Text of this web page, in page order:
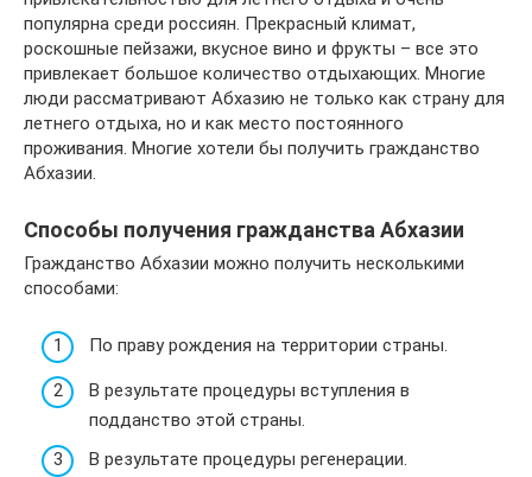
популярна среди россиян. Прекрасный климат,
роскошные пейзажи, вкусное вино и фрукты – все это
привлекает большое количество отдыхающих. Многие
люди рассматривают Абхазию не только как страну для
летнего отдыха, но и как место постоянного
проживания. Многие хотели бы получить гражданство
Абхазии.
Способы получения гражданства Абхазии
Гражданство Абхазии можно получить несколькими
способами:
По праву рождения на территории страны.
В результате процедуры вступления в
подданство этой страны.
В результате процедуры регенерации.